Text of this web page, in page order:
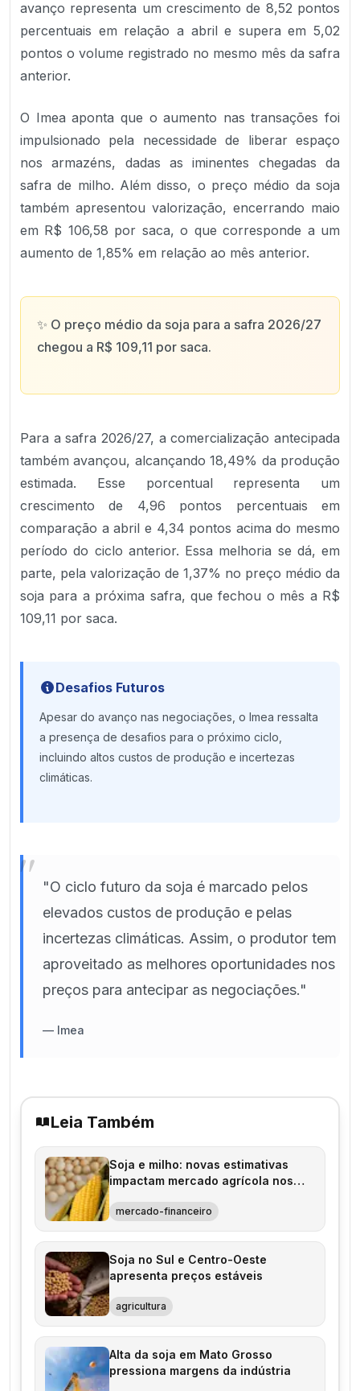
avanço representa um crescimento de 8,52 pontos
percentuais em relação a abril e supera em 5,02
pontos o volume registrado no mesmo mês da safra
anterior.
O Imea aponta que o aumento nas transações foi
impulsionado pela necessidade de liberar espaço
nos armazéns, dadas as iminentes chegadas da
safra de milho. Além disso, o preço médio da soja
também apresentou valorização, encerrando maio
em R$ 106,58 por saca, o que corresponde a um
aumento de 1,85% em relação ao mês anterior.
✨ O preço médio da soja para a safra 2026/27
chegou a R$ 109,11 por saca.
Para a safra 2026/27, a comercialização antecipada
também avançou, alcançando 18,49% da produção
estimada. Esse porcentual representa um
crescimento de 4,96 pontos percentuais em
comparação a abril e 4,34 pontos acima do mesmo
período do ciclo anterior. Essa melhoria se dá, em
parte, pela valorização de 1,37% no preço médio da
soja para a próxima safra, que fechou o mês a R$
109,11 por saca.
Desafios Futuros
Apesar do avanço nas negociações, o Imea ressalta
a presença de desafios para o próximo ciclo,
incluindo altos custos de produção e incertezas
climáticas.
"
"O ciclo futuro da soja é marcado pelos
elevados custos de produção e pelas
incertezas climáticas. Assim, o produtor tem
aproveitado as melhores oportunidades nos
preços para antecipar as negociações."
— Imea
Leia Também
Soja e milho: novas estimativas
impactam mercado agrícola nos
mercado-financeiro
Soja no Sul e Centro-Oeste
apresenta preços estáveis
agricultura
Alta da soja em Mato Grosso
pressiona margens da indústria